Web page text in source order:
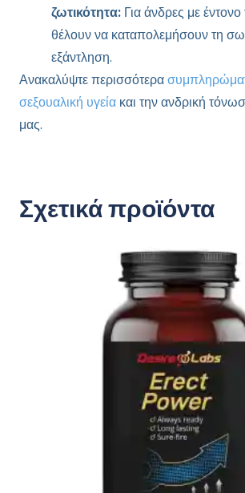
ζωτικότητα: Για άνδρες με
θέλουν να καταπολεμήσουν τη
εξάντληση.
Ανακαλύψτε περισσότερα
σεξουαλική υγεία και την ανδρική
μας.
Σχετικά προϊόντα